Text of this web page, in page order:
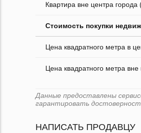
Квартира вне центра города
Стоимость покупки
Цена квадратного метра в
Цена квадратного метра вне
Данные предоставлены
гарантировать
НАПИСАТЬ ПРОДАВЦУ